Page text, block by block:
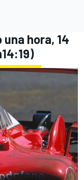
hora, 14